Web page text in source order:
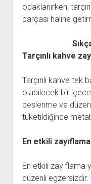
odaklanırken,
parçası haline
Tarçınlı kahve
Tarçınlı kahve tek
olabilecek bir
beslenme ve
tüketildiğinde
En etkili
En etkili zayıflama
düzenli egzersizdir.